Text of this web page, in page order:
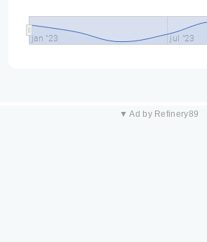
jan "23 jul "23
▼ Ad by Refinery89